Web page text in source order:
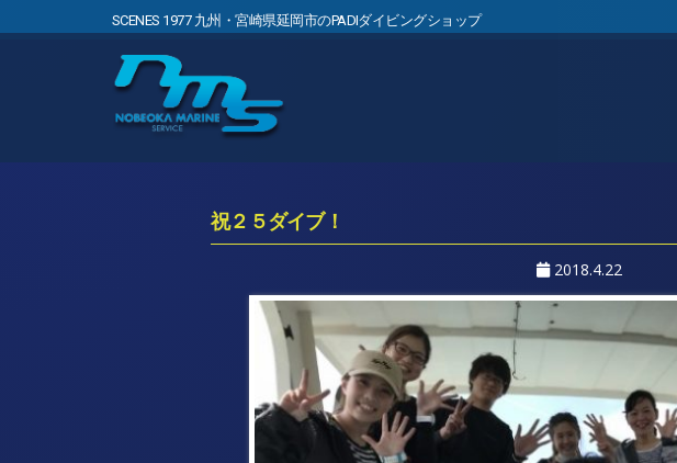
SCENES 1977 九州・宮崎県延岡市のPADIダイビングショップ
祝２５ダイブ！
2018.4.22